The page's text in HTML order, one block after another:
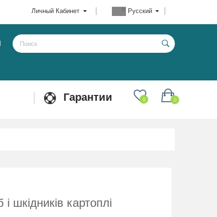
Русский
Личный Кабинет
Гарантии 0
0
шкідників картоплі